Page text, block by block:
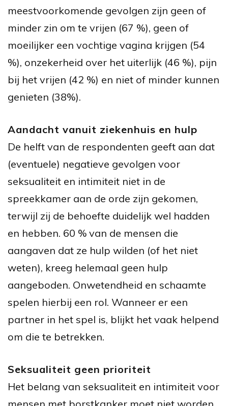
meestvoorkomende gevolgen zijn geen of
minder zin om te vrijen (67 %), geen of
moeilijker een vochtige vagina krijgen (54
%), onzekerheid over het uiterlijk (46 %), pijn
bij het vrijen (42 %) en niet of minder kunnen
genieten (38%).
Aandacht vanuit ziekenhuis en hulp
De helft van de respondenten geeft aan dat
(eventuele) negatieve gevolgen voor
seksualiteit en intimiteit niet in de
spreekkamer aan de orde zijn gekomen,
terwijl zij de behoefte duidelijk wel hadden
en hebben. 60 % van de mensen die
aangaven dat ze hulp wilden (of het niet
weten), kreeg helemaal geen hulp
aangeboden. Onwetendheid en schaamte
spelen hierbij een rol. Wanneer er een
partner in het spel is, blijkt het vaak helpend
om die te betrekken.
Seksualiteit geen prioriteit
Het belang van seksualiteit en intimiteit voor